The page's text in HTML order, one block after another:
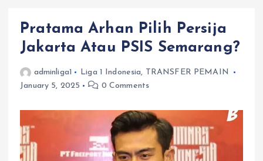
Pratama Arhan Pilih Persija
Jakarta Atau PSIS Semarang?
adminliga1 Liga 1 Indonesia, TRANSFER PEMAIN
January 5, 2025
0 Comments